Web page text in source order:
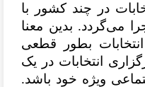
در چند کشور با
می‌گردد. بدین معنا
بطور قطعی
انتخابات در یک
ویژه خود باشد.